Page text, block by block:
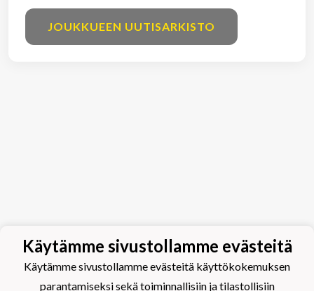
JOUKKUEEN UUTISARKISTO
Käytämme sivustollamme evästeitä
Käytämme sivustollamme evästeitä käyttökokemuksen
parantamiseksi sekä toiminnallisiin ja tilastollisiin